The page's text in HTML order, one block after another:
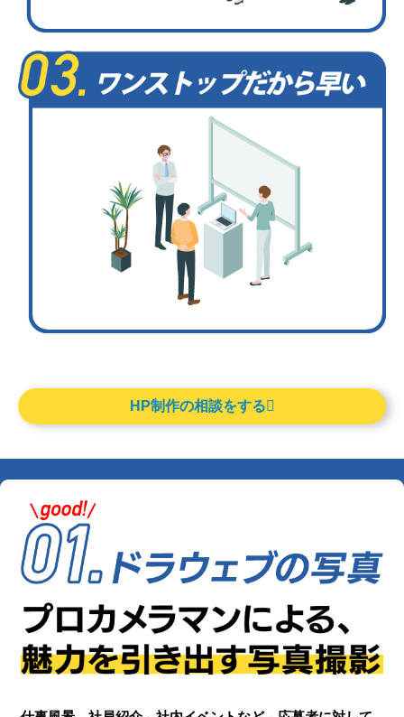
HP制作の相談をする